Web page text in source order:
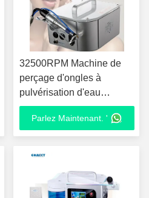
32500RPM Machine de
perçage d'ongles à
pulvérisation d'eau
Machine électrique de
polissage d'ongles
portable
Parlez Maintenant. '